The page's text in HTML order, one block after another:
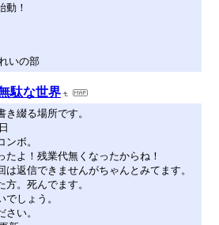
動！
いの部
駄な世界
き綴る場所です。
ボ。
たよ！残業代無くなったからね！
は返信できませんがちゃんとみてます。
。死んでます。
しょう。
い。